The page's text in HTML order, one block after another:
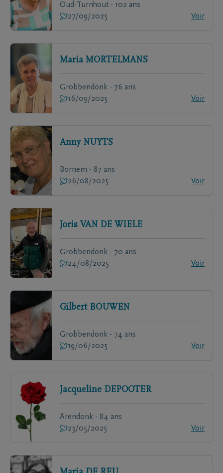
Oud-Turnhout - 102 ans
27/09/2025
Voir
Maria MORTELMANS
Grobbendonk - 76 ans
16/09/2025
Voir
Anny NUYTS
Bornem - 87 ans
26/08/2025
Voir
Joris VAN DE WIELE
Grobbendonk - 70 ans
24/08/2025
Voir
Gilbert BOUWEN
Grobbendonk - 74 ans
19/06/2025
Voir
Jacqueline DEPOOTER
Arendonk - 84 ans
23/05/2025
Voir